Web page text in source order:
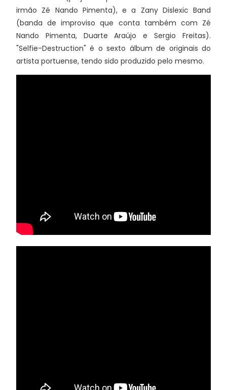
irmão Zé Nando Pimenta), e a Zany Dislexic Band
(banda de improviso que conta também com Zé
Nando Pimenta, Duarte Araújo e Sergio Freitas).
"Selfie-Destruction" é o sexto álbum de originais do
artista portuense, tendo sido produzido pelo mesmo.